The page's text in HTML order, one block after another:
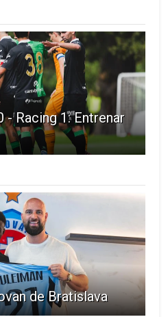
- Racing 1: Entrenar
de Bratislava